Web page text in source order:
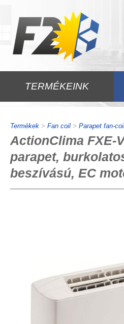
TERMÉKEINK
Termékek > Fan coil > Parapet fan-
ActionClima FXE-
parapet,
beszívású, EC